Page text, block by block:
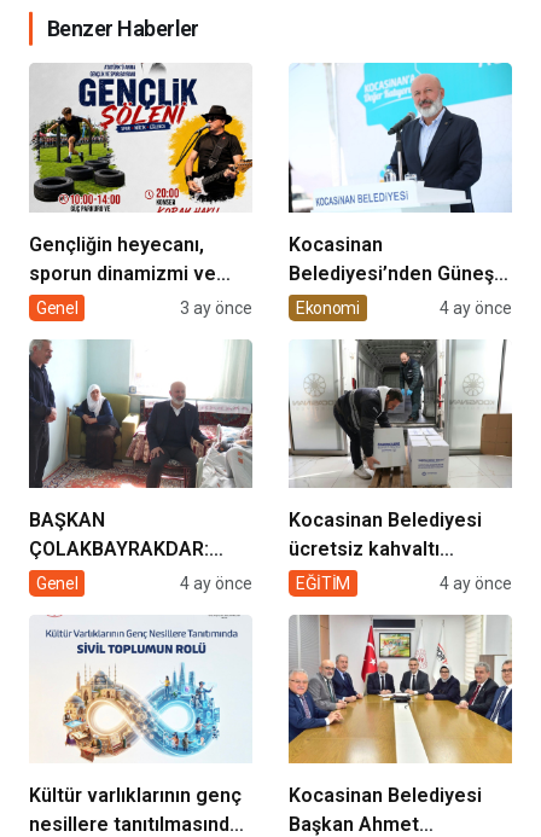
Benzer Haberler
Gençliğin heyecanı,
sporun dinamizmi ve
müziğin coşkusu
geliyor!
Genel 3 ay önce
Kocasinan
Belediyesi’nden Güneş
Enerjisi Hamlesi
Ekonomi 4 ay önce
BAŞKAN
ÇOLAKBAYRAKDAR:
“EVDE SAĞLIK
GÖNÜLLERE
DOKUNUYORUZ”
Genel 4 ay önce
Kocasinan Belediyesi
ücretsiz kahvaltı
desteği projesi
EĞİTİM 4 ay önce
Kültür varlıklarının genç
nesillere tanıtılmasında
Kocasinan Belediyesi
Başkan Ahmet